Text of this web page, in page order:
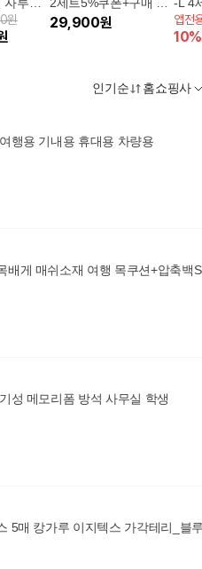
트
원
3천원 적립
29,900원
앱전
10%
인기순 홈쇼핑사
행용 기내용 휴대용 차량용
배게 매쉬소재 여행 목쿠션+압축백S
성 메모리폼 방석 사무실 학생
5매 캉가루 이지텍스 가각테리_블